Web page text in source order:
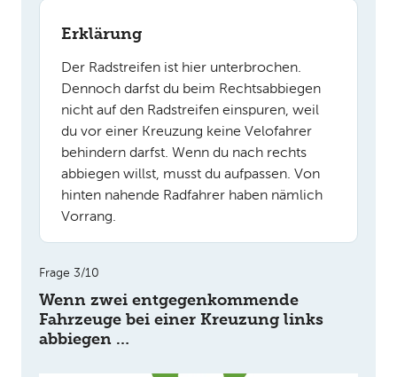
Erklärung
Der Radstreifen ist hier unterbrochen.
Dennoch darfst du beim Rechtsabbiegen
nicht auf den Radstreifen einspuren, weil
du vor einer Kreuzung keine Velofahrer
behindern darfst. Wenn du nach rechts
abbiegen willst, musst du aufpassen. Von
hinten nahende Radfahrer haben nämlich
Vorrang.
Frage 3/10
Wenn zwei entgegenkommende
Fahrzeuge bei einer Kreuzung links
abbiegen …